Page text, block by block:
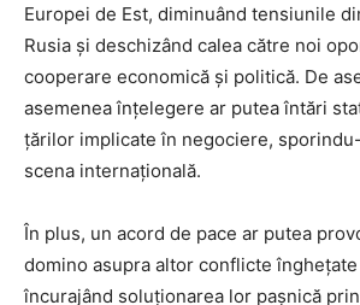
Europei de Est, diminuând tensiunile
Rusia și deschizând calea către noi
cooperare economică și politică. De
asemenea înțelegere ar putea întări
țărilor implicate în negociere,
scena internațională.
În plus, un acord de pace ar putea
domino asupra altor conflicte
încurajând soluționarea lor pașnică